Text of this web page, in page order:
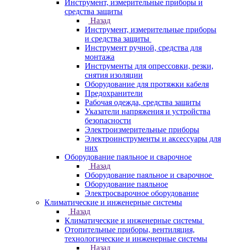
Инструмент, измерительные приборы и
средства защиты
Назад
Инструмент, измерительные приборы
и средства защиты
Инструмент ручной, средства для
монтажа
Инструменты для опрессовки, резки,
снятия изоляции
Оборудование для протяжки кабеля
Предохранители
Рабочая одежда, средства защиты
Указатели напряжения и устройства
безопасности
Электроизмерительные приборы
Электроинструменты и аксессуары для
них
Оборудование паяльное и сварочное
Назад
Оборудование паяльное и сварочное
Оборудование паяльное
Электросварочное оборудование
Климатические и инженерные системы
Назад
Климатические и инженерные системы
Отопительные приборы, вентиляция,
технологические и инженерные системы
Назад